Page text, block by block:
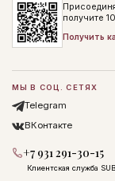
получите
Получить
МЫ В СОЦ. СЕТЯХ
Telegram
ВКонтакте
+7 931 291-30-15
Клиентская служба